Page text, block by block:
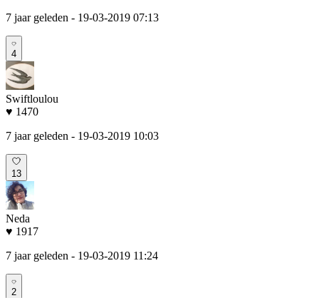
7 jaar geleden - 19-03-2019 07:13
4
Swiftloulou
♥ 1470
7 jaar geleden - 19-03-2019 10:03
13
Neda
♥ 1917
7 jaar geleden - 19-03-2019 11:24
2